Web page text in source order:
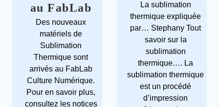
au FabLab
Des nouveaux
matériels de
Sublimation
Thermique sont
arrivés au FabLab
Culture Numérique.
Pour en savoir plus,
consultez les notices
La sublimation
thermique expliquée
par… Stephany Tout
savoir sur la
sublimation
thermique…. La
sublimation thermique
est un procédé
d’impression